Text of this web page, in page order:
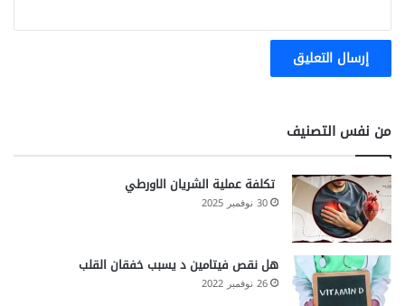
من نفس التصنيف
تكلفة عملية الشريان الاورطي
30 نوفمبر 2025
هل نقص فيتامين د يسبب خفقان القلب
26 نوفمبر 2022